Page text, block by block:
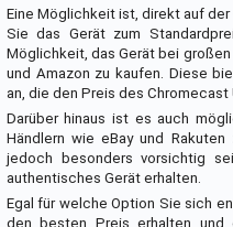
Eine Möglichkeit ist, direkt auf
Sie das Gerät zum
Möglichkeit, das Gerät bei
und Amazon zu kaufen. Diese
an, die den Preis des
Darüber hinaus ist es auch
Händlern wie eBay und
jedoch besonders vorsichtig
authentisches Gerät erhalten.
Egal für welche Option Sie sich
den besten Preis erhalten und